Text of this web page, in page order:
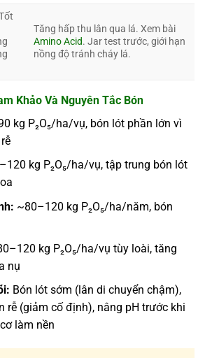
Tăng hấp thu lân qua lá. Xem bài
Amino Acid. Jar test trước, giới hạn
nồng độ tránh cháy lá.
Khảo Và Nguyên Tắc Bón
kg P₂O₅/ha/vụ, bón lót phần lớn vì
kg P₂O₅/ha/vụ, tập trung bón lót
~80–120 kg P₂O₅/ha/năm, bón
kg P₂O₅/ha/vụ tùy loài, tăng
nụ
Bón lót sớm (lân di chuyển chậm),
rễ (giảm cố định), nâng pH trước khi
làm nền